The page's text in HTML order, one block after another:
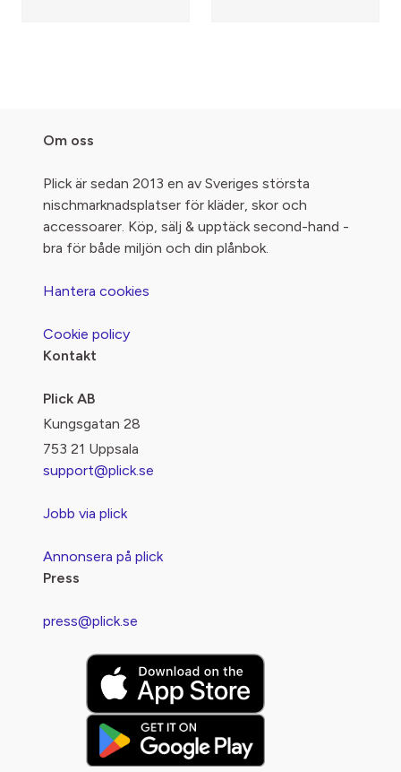
Om oss
Plick är sedan 2013 en av Sveriges största
nischmarknadsplatser för kläder, skor och
accessoarer. Köp, sälj & upptäck second-hand -
bra för både miljön och din plånbok.
Hantera cookies
Cookie policy
Kontakt
Plick AB
Kungsgatan 28
753 21 Uppsala
support@plick.se
Jobb via plick
Annonsera på plick
Press
press@plick.se